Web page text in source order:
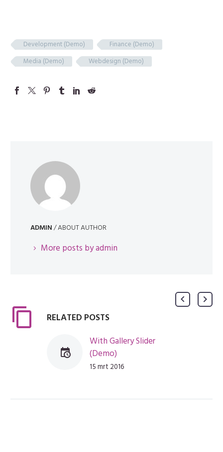
Development (Demo)
Finance (Demo)
Media (Demo)
Webdesign (Demo)
ADMIN/ ABOUT AUTHOR
More posts by admin
RELATED POSTS
With Gallery Slider
(Demo)
Lorem Ipsum. Proin
sollicitudin, lorem quis
15 mrt 2016